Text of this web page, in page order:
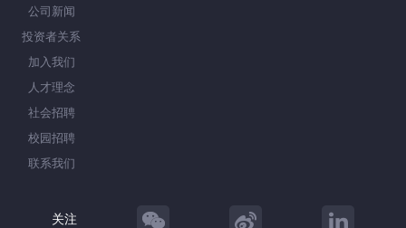
公司新闻
投资者关系
加入我们
人才理念
社会招聘
校园招聘
联系我们
关注